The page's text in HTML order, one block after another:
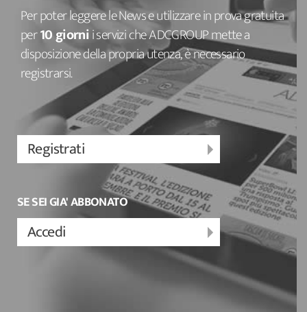
Per poter leggere le News e utilizzare in prova gratuita
per10 giornii servizi che ADCGROUP mette a
disposizione della propria utenza, è necessario
registrarsi.
Registrati
SE SEI GIA' ABBONATO
Accedi